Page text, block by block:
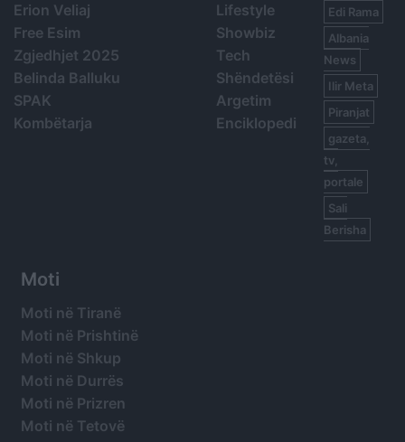
Erion Veliaj
Free Esim
Zgjedhjet 2025
Belinda Balluku
SPAK
Kombëtarja
Lifestyle
Showbiz
Tech
Shëndetësi
Argetim
Enciklopedi
Edi Rama
Albania
News
Ilir Meta
Piranjat
gazeta,
tv,
portale
Sali
Berisha
Moti
Moti në Tiranë
Moti në Prishtinë
Moti në Shkup
Moti në Durrës
Moti në Prizren
Moti në Tetovë